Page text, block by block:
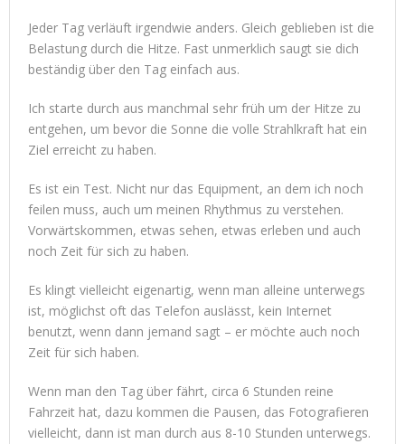
Jeder Tag verläuft irgendwie anders. Gleich geblieben ist die
Belastung durch die Hitze. Fast unmerklich saugt sie dich
beständig über den Tag einfach aus.
Ich starte durch aus manchmal sehr früh um der Hitze zu
entgehen, um bevor die Sonne die volle Strahlkraft hat ein
Ziel erreicht zu haben.
Es ist ein Test. Nicht nur das Equipment, an dem ich noch
feilen muss, auch um meinen Rhythmus zu verstehen.
Vorwärtskommen, etwas sehen, etwas erleben und auch
noch Zeit für sich zu haben.
Es klingt vielleicht eigenartig, wenn man alleine unterwegs
ist, möglichst oft das Telefon auslässt, kein Internet
benutzt, wenn dann jemand sagt – er möchte auch noch
Zeit für sich haben.
Wenn man den Tag über fährt, circa 6 Stunden reine
Fahrzeit hat, dazu kommen die Pausen, das Fotografieren
vielleicht, dann ist man durch aus 8-10 Stunden unterwegs.